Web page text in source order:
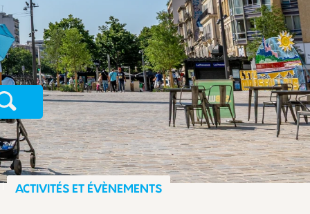
Recherche
ACTIVITÉS ET ÉVÈNEMENTS